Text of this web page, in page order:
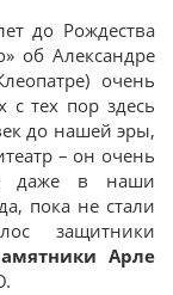
до Рождества
об Александре
очень
тех пор здесь
до нашей эры,
– он очень
даже в наши
пока не стали
защитники
Арле